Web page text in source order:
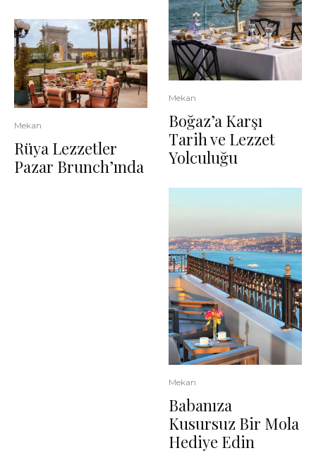
Mekan
Rüya Lezzetler
Pazar Brunch’ında
Mekan
Boğaz’a Karşı
Tarih ve Lezzet
Yolculuğu
Mekan
Babanıza
Kusursuz Bir Mola
Hediye Edin